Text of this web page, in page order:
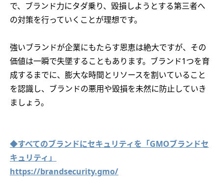
で、ブランド力にタダ乗り、毀損しようとする第三者へ
の対策を行っていくことが理想です。
強いブランドが企業にもたらす恩恵は絶大ですが、その
価値は一瞬で失墜することもあります。ブランド1つを育
成するまでに、膨大な時間とリソースを割いていること
を認識し、ブランドの悪用や毀損を未然に防止していき
ましょう。
◆すべてのブランドにセキュリティを「GMOブランドセ
キュリティ」
https://brandsecurity.gmo/